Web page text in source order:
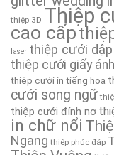
Thiệp Cưới TA073
Thiệp Cưới TA023
Thiệp Cưới TA232A
Thiệp Cưới TA149
Thiệp Cưới TA134
thiệp 3D Thiệp
cao cấp
laser thiệp cưới
thiệp cưới giấy
thiệp cưới in tiếng hoa
cưới song ngữ
thiệp cưới đính nơ
in chữ nổi
Ngang thiệp phúc đáp